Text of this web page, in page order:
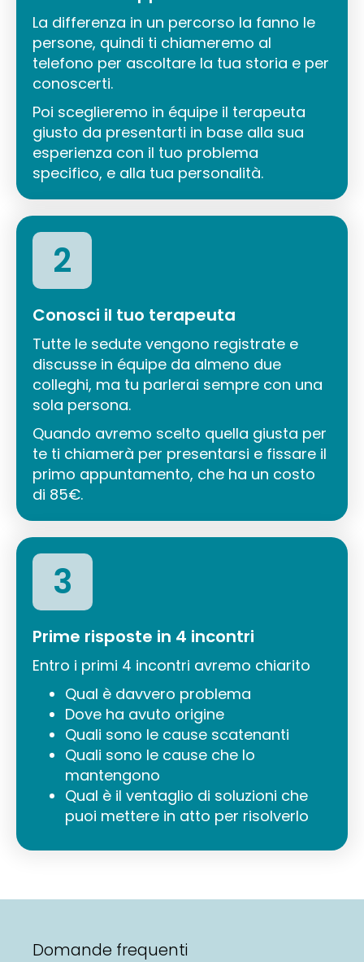
La differenza in un percorso la fanno le
persone, quindi ti chiameremo al
telefono per ascoltare la tua storia e per
conoscerti.
Poi sceglieremo in équipe il terapeuta
giusto da presentarti in base alla sua
esperienza con il tuo problema
specifico, e alla tua personalità.
2
Conosci il tuo terapeuta
Tutte le sedute vengono registrate e
discusse in équipe da almeno due
colleghi, ma tu parlerai sempre con una
sola persona.
Quando avremo scelto quella giusta per
te ti chiamerà per presentarsi e fissare il
primo appuntamento, che ha un costo
di 85€.
3
Prime risposte in 4 incontri
Entro i primi 4 incontri avremo chiarito
Qual è davvero problema
Dove ha avuto origine
Quali sono le cause scatenanti
Quali sono le cause che lo
mantengono
Qual è il ventaglio di soluzioni che
puoi mettere in atto per risolverlo
Domande frequenti